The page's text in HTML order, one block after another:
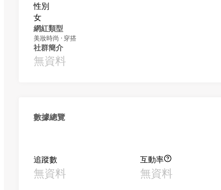
性別
女
網紅類型
美妝時尚 · 穿搭
社群簡介
無資料
數據總覽
追蹤數
無資料
互動率
無資料